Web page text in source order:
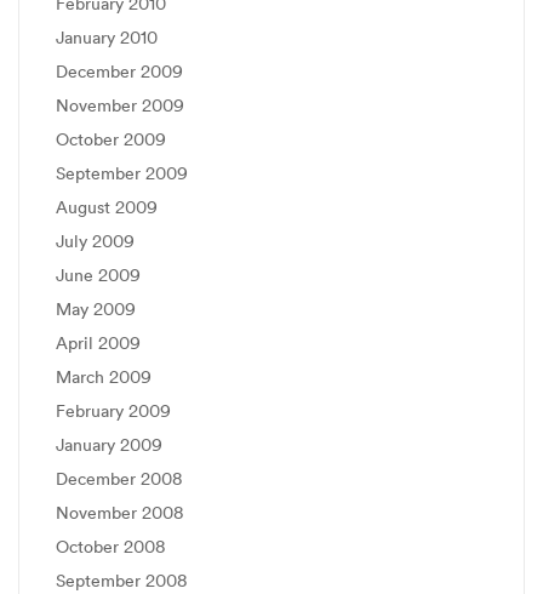
January 2010
December 2009
November 2009
October 2009
September 2009
August 2009
July 2009
June 2009
May 2009
April 2009
March 2009
February 2009
January 2009
December 2008
November 2008
October 2008
September 2008